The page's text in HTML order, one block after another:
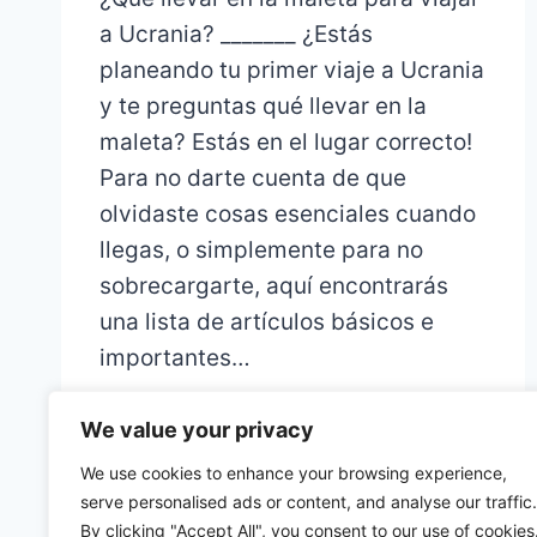
We value your privacy
We use cookies to enhance your browsing experience,
serve personalised ads or content, and analyse our traffic.
By clicking "Accept All", you consent to our use of
a Ucrania? _______ ¿Estás
planeando tu primer viaje a Ucrania
y te preguntas qué llevar en la
maleta? Estás en el lugar correcto!
Para no darte cuenta de que
olvidaste cosas esenciales cuando
llegas, o simplemente para no
sobrecargarte, aquí encontrarás
una lista de artículos básicos e
importantes…